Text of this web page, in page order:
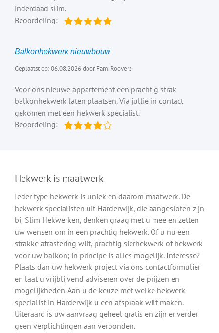
inderdaad slim.
Beoordeling:
Balkonhekwerk nieuwbouw
Geplaatst op: 06.08.2026 door Fam. Roovers
Voor ons nieuwe appartement een prachtig strak
balkonhekwerk laten plaatsen. Via jullie in contact
gekomen met een hekwerk specialist.
Beoordeling:
Hekwerk is maatwerk
Ieder type hekwerk is uniek en daarom maatwerk. De
hekwerk specialisten uit Harderwijk, die aangesloten zijn
bij Slim Hekwerken, denken graag met u mee en zetten
uw wensen om in een prachtig hekwerk. Of u nu een
strakke afrastering wilt, prachtig sierhekwerk of hekwerk
voor uw balkon; in principe is alles mogelijk. Interesse?
Plaats dan uw hekwerk project via ons contactformulier
en laat u vrijblijvend adviseren over de prijzen en
mogelijkheden. Aan u de keuze met welke hekwerk
specialist in Harderwijk u een afspraak wilt maken.
Uiteraard is uw aanvraag geheel gratis en zijn er verder
geen verplichtingen aan verbonden.